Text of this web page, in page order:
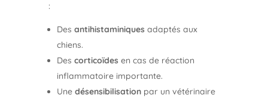
:
Des antihistaminiquesadaptés aux
chiens.
Des corticoïdesen cas de réaction
inflammatoire importante.
Une désensibilisationpar un vétérinaire